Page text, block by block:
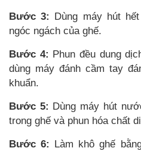
Bước 3:
Dùng máy hút
ngóc ngách của ghế.
Bước 4: Phun đều dung
dùng máy đánh cầm tay
khuẩn.
Bước 5: Dùng máy hút
trong ghế và phun hóa chất
Bước 6:
Làm khô ghế